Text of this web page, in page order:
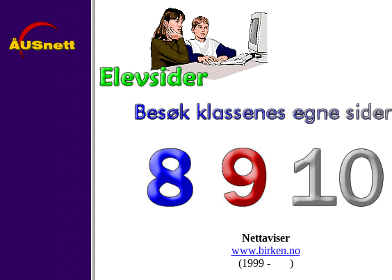
Nettaviser
www.birken.no
(1999 - )